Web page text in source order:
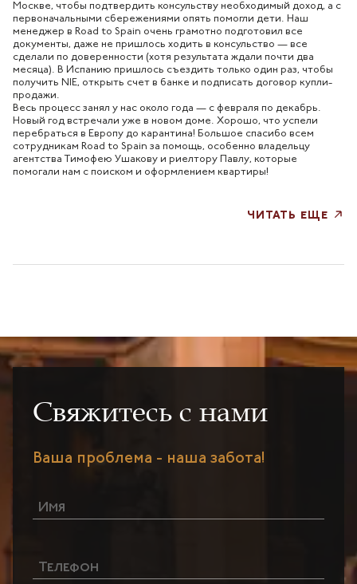
Москве, чтобы подтвердить консульству необходимый доход, а с
первоначальными сбережениями опять помогли дети. Наш
менеджер в Road to Spain очень грамотно подготовил все
документы, даже не пришлось ходить в консульство — все
сделали по доверенности (хотя результата ждали почти два
месяца). В Испанию пришлось съездить только один раз, чтобы
получить NIE, открыть счет в банке и подписать договор купли-
продажи.
Весь процесс занял у нас около года — с февраля по декабрь.
Новый год встречали уже в новом доме. Хорошо, что успели
перебраться в Европу до карантина! Большое спасибо всем
сотрудникам Road to Spain за помощь, особенно владельцу
агентства Тимофею Ушакову и риелтору Павлу, которые
помогали нам с поиском и оформлением квартиры!
ЧИТАТЬ ЕЩЕ
Свяжитесь с нами
Ваша проблема - наша забота!